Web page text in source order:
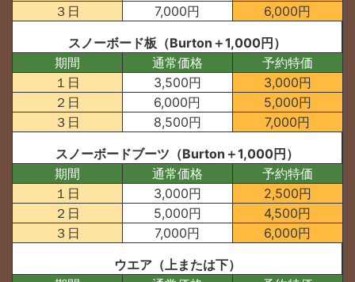
３日
7,000円
6,000円
スノーボード板（Burton＋1,000円）
期間
通常価格
予約特価
１日
3,500円
3,000円
２日
6,000円
5,000円
３日
8,500円
7,000円
スノーボードブーツ（Burton＋1,000円）
期間
通常価格
予約特価
１日
3,000円
2,500円
２日
5,000円
4,500円
３日
7,000円
6,000円
ウエア（上または下）